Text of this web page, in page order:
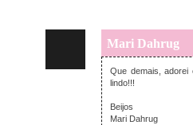
Mari Dahrug
Que demais, adorei
lindo!!!
Beijos
Mari Dahrug